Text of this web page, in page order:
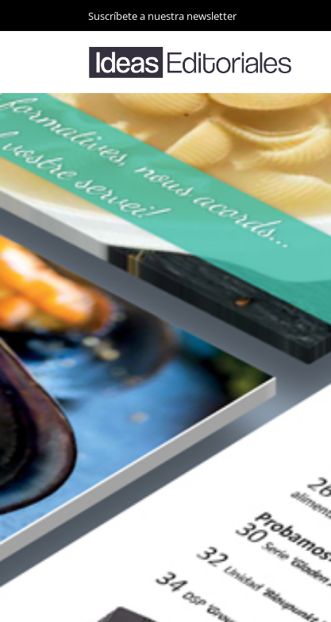
Suscríbete a nuestra newsletter